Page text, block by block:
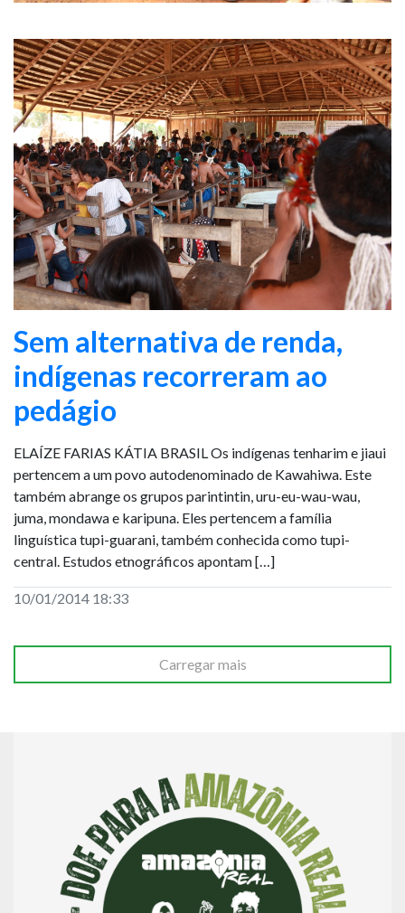
Sem alternativa de renda,
indígenas recorreram ao
pedágio
ELAÍZE FARIAS KÁTIA BRASIL Os indígenas tenharim e jiaui
pertencem a um povo autodenominado de Kawahiwa. Este
também abrange os grupos parintintin, uru-eu-wau-wau,
juma, mondawa e karipuna. Eles pertencem a família
linguística tupi-guarani, também conhecida como tupi-
central. Estudos etnográficos apontam […]
10/01/2014 18:33
Carregar mais